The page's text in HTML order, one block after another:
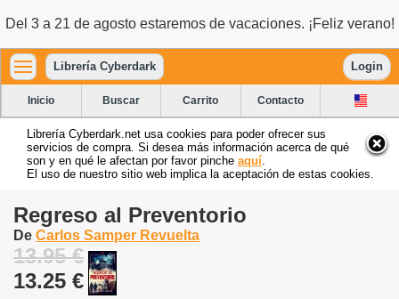
Del 3 a 21 de agosto estaremos de vacaciones. ¡Feliz verano!
Librería Cyberdark Login
Inicio Buscar Carrito Contacto
Librería Cyberdark.net usa cookies para poder ofrecer sus
servicios de compra. Si desea más información acerca de qué
son y en qué le afectan por favor pinche aquí
El uso de nuestro sitio web implica la aceptación de estas cookies.
Regreso al Preventorio
De Carlos Samper Revuelta
13.95 €
13.25 €